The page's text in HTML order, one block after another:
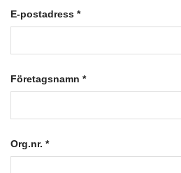
E-postadress *
Företagsnamn *
Org.nr. *